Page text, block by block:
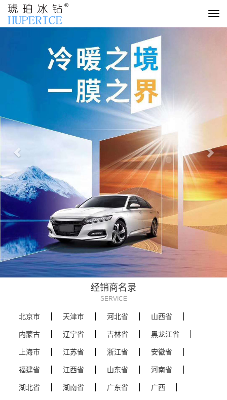
切
换
经销商名录
SERVICE
北京市 天津市 河北省 山西省
内蒙古 辽宁省 吉林省 黑龙江省
上海市 江苏省 浙江省 安徽省
福建省 江西省 山东省 河南省
湖北省 湖南省 广东省 广西